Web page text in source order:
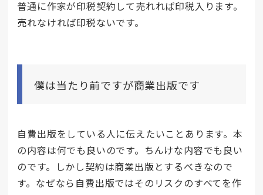
普通に作家が印税契約して売れれば印税入ります。
売れなければ印税ないです。
僕は当たり前ですが商業出版です
自費出版をしている人に伝えたいことあります。本
の内容は何でも良いのです。ちんけな内容でも良い
のです。しかし契約は商業出版とするべきなので
す。なぜなら自費出版ではそのリスクのすべてを作